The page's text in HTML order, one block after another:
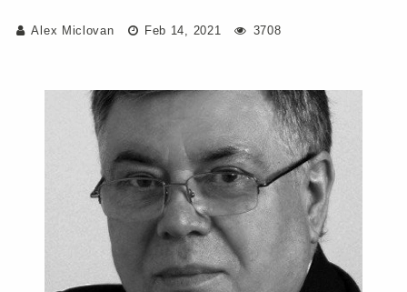
Alex Miclovan Feb 14, 2021 3708